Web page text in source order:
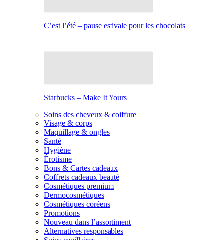
C’est l’été – pause estivale pour les chocolats
Starbucks – Make It Yours
Soins des cheveux & coiffure
Visage & corps
Maquillage & ongles
Santé
Hygiène
Érotisme
Bons & Cartes cadeaux
Coffrets cadeaux beauté
Cosmétiques premium
Dermocosmétiques
Cosmétiques coréens
Promotions
Nouveau dans l’assortiment
Alternatives responsables